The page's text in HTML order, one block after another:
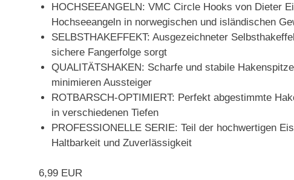
HOCHSEEANGELN: VMC Circle Hooks von Dieter
Hochseeangeln in norwegischen und isländischen
SELBSTHAKEFFEKT: Ausgezeichneter
sichere Fangerfolge sorgt
QUALITÄTSHAKEN: Scharfe und stabile
minimieren Aussteiger
ROTBARSCH-OPTIMIERT: Perfekt abgestimmte
in verschiedenen Tiefen
PROFESSIONELLE SERIE: Teil der hochwertigen
Haltbarkeit und Zuverlässigkeit
6,99 EUR